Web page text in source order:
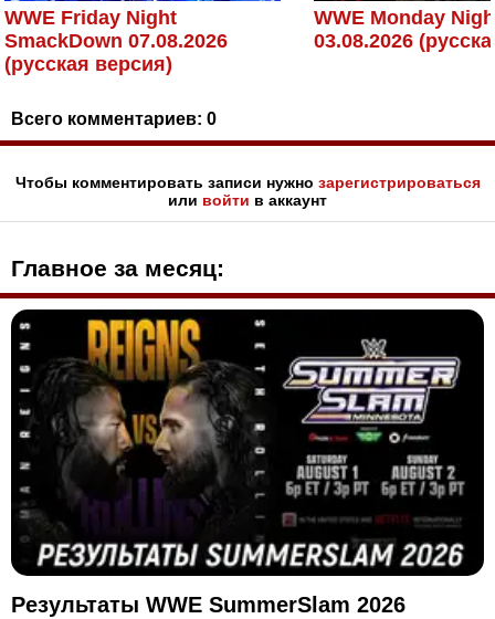
WWE Friday Night
SmackDown 07.08.2026
(русская версия)
WWE Monday
03.08.2026
Всего комментариев: 0
Чтобы комментировать записи нужно зарегистрироваться
или войти в аккаунт
Главное за месяц:
Результаты WWE SummerSlam 2026